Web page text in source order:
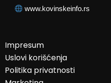
www.kovinskeinfo.rs
Impresum
Uslovi korišćenja
Politika privatnosti